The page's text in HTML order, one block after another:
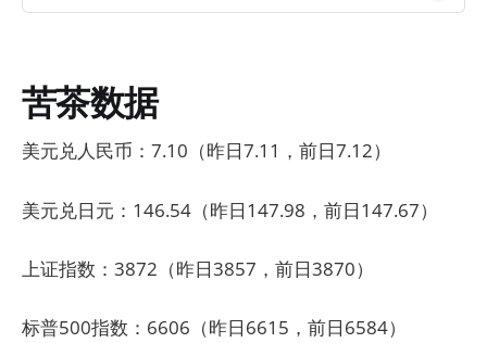
苦茶数据
美元兑人民币：7.10（昨日7.11，前日7.12）
美元兑日元：146.54（昨日147.98，前日147.67）
上证指数：3872（昨日3857，前日3870）
标普500指数：6606（昨日6615，前日6584）